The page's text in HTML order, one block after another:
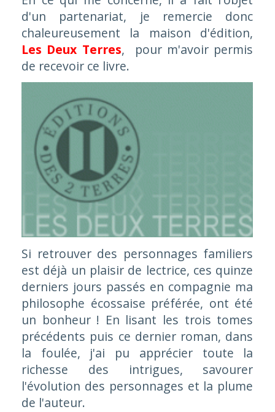
d'un partenariat, je remercie donc
chaleureusement la maison d'édition,
Les Deux Terres, pour m'avoir permis
de recevoir ce livre.
Si retrouver des personnages familiers
est déjà un plaisir de lectrice, ces quinze
derniers jours passés en compagnie ma
philosophe écossaise préférée, ont été
un bonheur ! En lisant les trois tomes
précédents puis ce dernier roman, dans
la foulée, j'ai pu apprécier toute la
richesse des intrigues, savourer
l'évolution des personnages et la plume
de l'auteur.